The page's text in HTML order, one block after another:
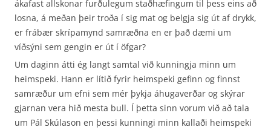
ákafast allskonar furðulegum staðhæfingum til þess eins að
losna, á meðan þeir troða í sig mat og belgja sig út af drykk,
er frábær skrípamynd samræðna en er það dæmi um
víðsýni sem gengin er út í öfgar?
Um daginn átti ég langt samtal við kunningja minn um
heimspeki. Hann er lítið fyrir heimspeki gefinn og finnst
samræður um efni sem mér þykja áhugaverðar og skýrar
gjarnan vera hið mesta bull. Í þetta sinn vorum við að tala
um Pál Skúlason en þessi kunningi minn kallaði heimspeki